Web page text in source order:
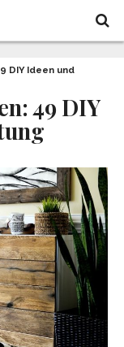
DIY Ideen und
49 DIY